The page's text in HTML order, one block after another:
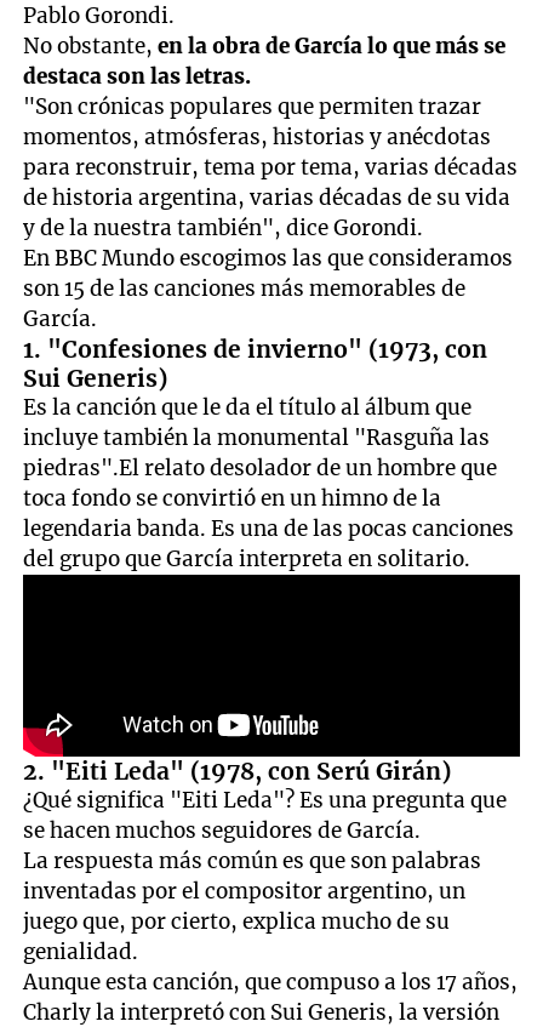
Pablo Gorondi.
No obstante,en la obra de García lo que más se
destaca son las letras.
"Son crónicas populares que permiten trazar
momentos, atmósferas, historias y anécdotas
para reconstruir, tema por tema, varias décadas
de historia argentina, varias décadas de su vida
y de la nuestra también", dice Gorondi.
En BBC Mundo escogimos las que consideramos
son 15 de las canciones más memorables de
García.
1. "Confesiones de invierno" (1973, con
Sui Generis)
Es la canción que le da el título al álbum que
incluye también la monumental "Rasguña las
piedras".El relato desolador de un hombre que
toca fondo se convirtió en un himno de la
legendaria banda. Es una de las pocas canciones
del grupo que García interpreta en solitario.
2. "Eiti Leda" (1978, con Serú Girán)
¿Qué significa "Eiti Leda"? Es una pregunta que
se hacen muchos seguidores de García.
La respuesta más común es que son palabras
inventadas por el compositor argentino, un
juego que, por cierto, explica mucho de su
genialidad.
Aunque esta canción, que compuso a los 17 años,
Charly la interpretó con Sui Generis, la versión